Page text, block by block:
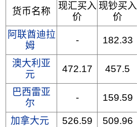
货币名称
现汇买入
价
现钞买入
价
阿联酋迪拉
姆
- 182.33
澳大利亚
元
472.17 457.5
巴西雷亚
尔
- 159.59
加拿大元 526.59 509.96